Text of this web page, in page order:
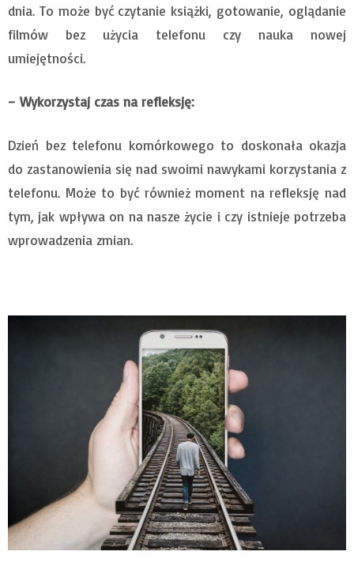
dnia. To może być czytanie książki, gotowanie, oglądanie
filmów bez użycia telefonu czy nauka nowej
umiejętności.
– Wykorzystaj czas na refleksję:
Dzień bez telefonu komórkowego to doskonała okazja
do zastanowienia się nad swoimi nawykami korzystania z
telefonu. Może to być również moment na refleksję nad
tym, jak wpływa on na nasze życie i czy istnieje potrzeba
wprowadzenia zmian.